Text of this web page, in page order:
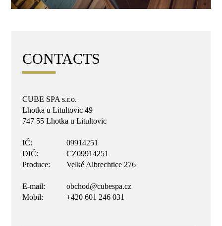
CONTACTS
CUBE SPA s.r.o.
Lhotka u Litultovic 49
747 55 Lhotka u Litultovic
IČ:
09914251
DIČ:
CZ09914251
Produce:
Velké Albrechtice 276
E-mail:
obchod@cubespa.cz
Mobil:
+420 601 246 031